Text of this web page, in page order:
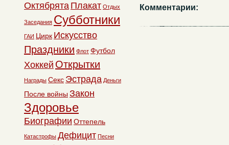
Комментарии:
Октябрята Плакат Отдых
Заседания Субботники
ГАИ Цирк Искусство
Праздники Флот Футбол
Хоккей Открытки
Награды Секс Эстрада Деньги
После войны Закон
Здоровье
Биографии Оттепель
Катастрофы Дефицит Песни